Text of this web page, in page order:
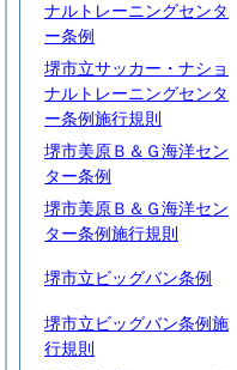
ナルトレーニングセンタ
ー条例
堺市立サッカー・ナショ
ナルトレーニングセンタ
ー条例施行規則
堺市美原Ｂ＆Ｇ海洋セン
ター条例
堺市美原Ｂ＆Ｇ海洋セン
ター条例施行規則
堺市立ビッグバン条例
堺市立ビッグバン条例施
行規則